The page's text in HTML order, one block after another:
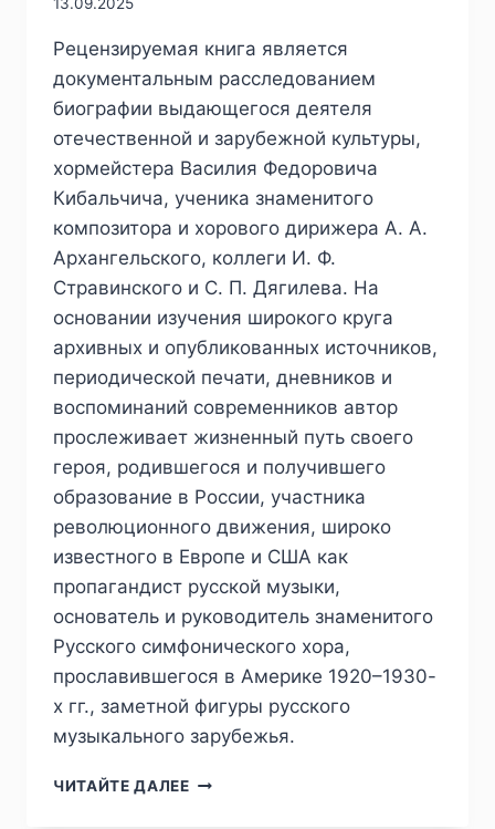
ОБОЗРЕНИЕ,
2024.
С.
13.09.2025
Рецензируемая книга является
документальным расследованием
биографии выдающегося деятеля
отечественной и зарубежной культуры,
хормейстера Василия Федоровича
Кибальчича, ученика знаменитого
композитора и хорового дирижера А. А.
Архангельского, коллеги И. Ф.
Стравинского и С. П. Дягилева. На
основании изучения широкого круга
архивных и опубликованных источников,
периодической печати, дневников и
воспоминаний современников автор
прослеживает жизненный путь своего
героя, родившегося и получившего
образование в России, участника
революционного движения, широко
известного в Европе и США как
пропагандист русской музыки,
основатель и руководитель знаменитого
Русского симфонического хора,
прославившегося в Америке 1920–1930-
х гг., заметной фигуры русского
музыкального зарубежья.
ЧИТАЙТЕ ДАЛЕЕПИЖ